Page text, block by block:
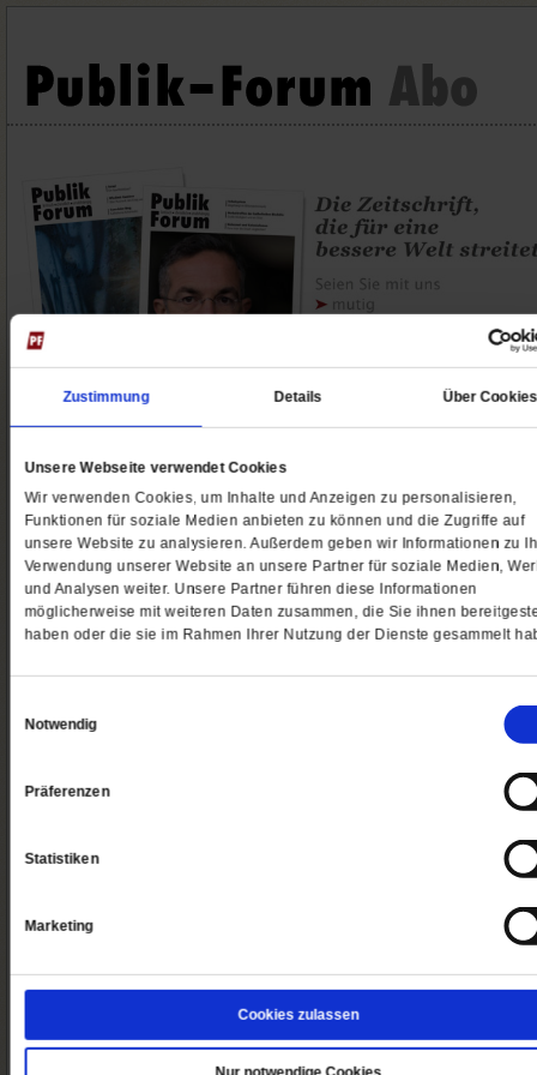
Zustimmung Details Über Cookies
Unsere Webseite verwendet Cookies
Wir verwenden Cookies, um Inhalte und Anzeigen zu personalisieren,
Funktionen für soziale Medien anbieten zu können und die Zugriffe auf
unsere Website zu analysieren. Außerdem geben wir Informationen zu
Verwendung unserer Website an unsere Partner für soziale Medien,
und Analysen weiter. Unsere Partner führen diese Informationen
möglicherweise mit weiteren Daten zusammen, die Sie ihnen
haben oder die sie im Rahmen Ihrer Nutzung der Dienste gesammelt
Notwendig
Präferenzen
Statistiken
Marketing
Cookies zulassen
EXTRA Mini-Abo
Bestellen
Verschenken Digitale Angebote
So erreichen Sie uns
Fax: 06171-7003-46
leserservice@publik-forum.de (Öffnet